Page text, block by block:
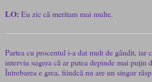
LO: Eu zic că meritam mai multe.
Partea cu procentul i-a dat mult de gândit, iar
interviu sugera că ar putea depinde mai puțin
Întrebarea e grea, fiindcă nu are un singur